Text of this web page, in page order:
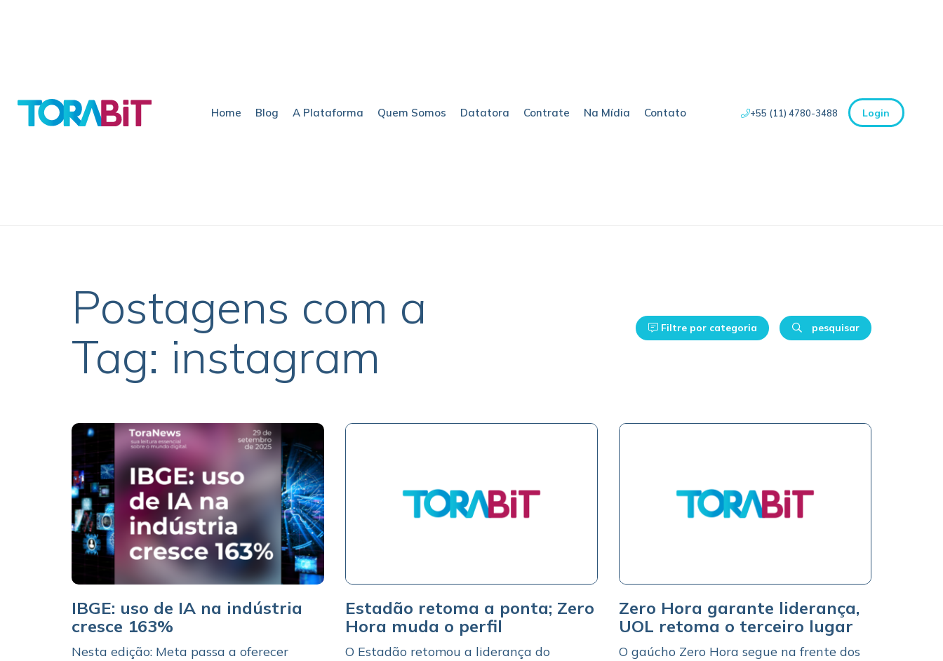
Home Blog A Plataforma Quem Somos Datatora Contrate Na Mídia Contato +55 (11) 4780-3488 Login
Postagens com a
Tag: instagram
Filtre por categoria pesquisar
IBGE: uso de IA na indústria
cresce 163%
Nesta edição: Meta passa a oferecer
Estadão retoma a ponta; Zero
Hora muda o perfil
O Estadão retomou a liderança do
Zero Hora garante liderança,
UOL retoma o terceiro lugar
O gaúcho Zero Hora segue na frente dos